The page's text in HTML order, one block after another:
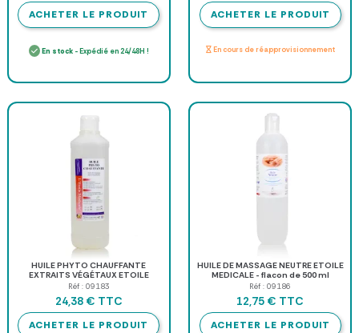
ACHETER LE PRODUIT
En stock- Expédié en 24/48H !
ACHETER LE PRODUIT
En cours de réapprovisionnement
HUILE PHYTO CHAUFFANTE
EXTRAITS VÉGÉTAUX ETOILE
MEDICALE - 500 ml
Réf : 09183
24,38 € TTC
ACHETER LE PRODUIT
HUILE DE MASSAGE NEUTRE ETOILE
MEDICALE - flacon de 500 ml
Réf : 09186
12,75 € TTC
ACHETER LE PRODUIT